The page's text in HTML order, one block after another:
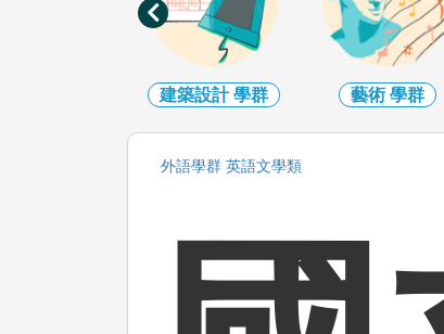
建築設計學群 藝術 學群
外語學群 英語文學類